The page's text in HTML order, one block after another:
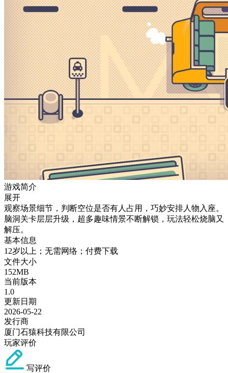
游戏简介
展开
观察场景细节，判断空位是否有人占用，巧妙安排人物入座。
脑洞关卡层层升级，超多趣味情景不断解锁，玩法轻松烧脑又
解压。
基本信息
12岁以上；无需网络；付费下载
文件大小
152MB
当前版本
1.0
更新日期
2026-05-22
发行商
厦门石猿科技有限公司
玩家评价
写评价